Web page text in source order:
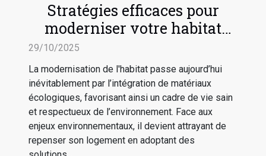
Stratégies efficaces pour
moderniser votre habitat
avec des matériaux
écologiques
29/10/2025
La modernisation de l'habitat passe aujourd’hui
inévitablement par l’intégration de matériaux
écologiques, favorisant ainsi un cadre de vie sain
et respectueux de l’environnement. Face aux
enjeux environnementaux, il devient attrayant de
repenser son logement en adoptant des